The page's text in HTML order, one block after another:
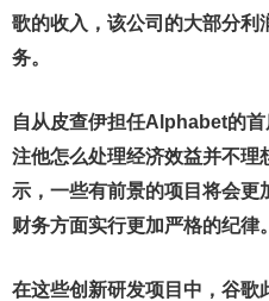
歌的收入，该公司的大部分利
务。
自从皮查伊担任Alphabet的
注他怎么处理经济效益并不理
示，一些有前景的项目将会更
财务方面实行更加严格的纪律。
在这些创新研发项目中，谷歌